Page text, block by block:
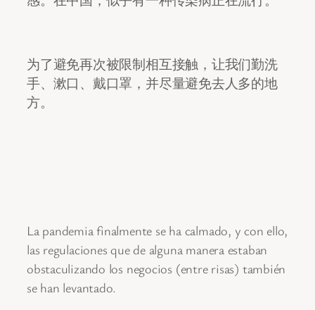
为了避免再次被限制相互接触，让我们勤洗
手、漱口、戴口罩，并尽量避免去人多的地
方。
La pandemia finalmente se ha calmado, y con ello,
las regulaciones que de alguna manera estaban
obstaculizando los negocios (entre risas) también
se han levantado.